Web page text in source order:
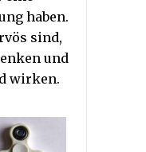
haben.
sind,
und
wirken.